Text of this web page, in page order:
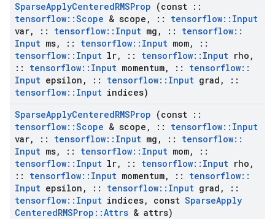
SparseApplyCenteredRMSProp (const ::
tensorflow::Scope & scope , :: tensorflow:: Input
var, :: tensorflow:: Input mg , :: tensorflow::
Input ms, :: tensorflow:: Input mom,
::
tensorflow:: Input lr, :: tensorflow:: Input rho ,
::
tensorflow:: Input momentum, :: tensorflow::
Input epsilon , :: tensorflow:: Input grad ,
::
tensorflow:: Input indices)
SparseApplyCenteredRMSProp (const ::
tensorflow::Scope & scope , :: tensorflow:: Input
var, :: tensorflow:: Input mg , :: tensorflow::
Input ms, :: tensorflow:: Input mom,
::
tensorflow:: Input lr, :: tensorflow:: Input rho ,
::
tensorflow:: Input momentum, :: tensorflow::
Input epsilon , :: tensorflow:: Input grad ,
::
tensorflow:: Input indices, const SparseApply
CenteredRMSProp ::Attrs & attrs)